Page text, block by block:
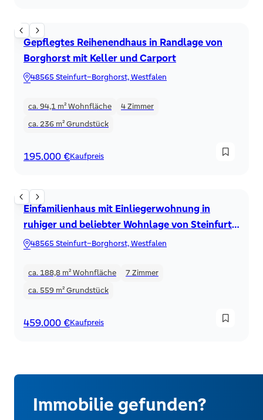
Gepflegtes Reihenendhaus in Randlage von
Borghorst mit Keller und Carport
48565 Steinfurt–Borghorst, Westfalen
ca. 94,1 m²Wohnfläche 4Zimmer
ca. 236 m²Grundstück
195.000 €Kaufpreis
Einfamilienhaus mit Einliegerwohnung in
ruhiger und beliebter Wohnlage von Steinfurt-
Borghorst
48565 Steinfurt–Borghorst, Westfalen
ca. 188,8 m²Wohnfläche 7Zimmer
ca. 559 m²Grundstück
459.000 €Kaufpreis
Immobilie gefunden?